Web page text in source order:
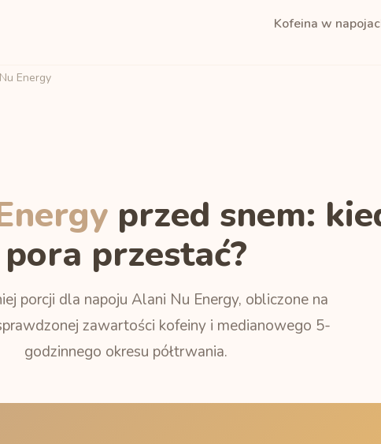
Kofeina w
Energy
przed snem:
pora przestać?
porcji dla napoju Alani Nu Energy, obliczone na
zawartości kofeiny i medianowego 5-
godzinnego okresu półtrwania.